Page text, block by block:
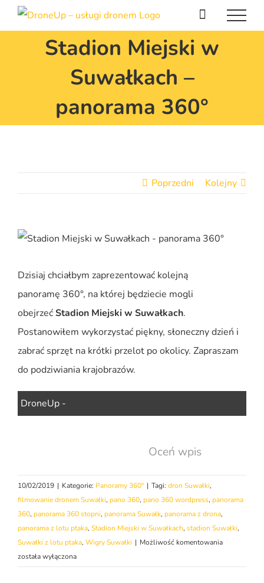
Przejdź
do
Stadion Miejski w
Suwałkach –
panorama 360°
Poprzedni Kolejny
Dzisiaj chciałbym zaprezentować kolejną
panoramę 360°, na której będziecie mogli
obejrzećStadion Miejski w Suwałkach.
Postanowiłem wykorzystać piękny, słoneczny dzień i
zabrać sprzęt na krótki przelot po okolicy. Zapraszam
do podziwiania krajobrazów.
DroneUp -
Oceń wpis
10/02/2019 | Kategorie: Panoramy 360° | Tagi: dron Suwałki,
filmowanie dronem Suwałki, pano 360, pano 360 wordpress, panorama
360, panorama 360 stopni, panorama Suwałk, panorama z drona,
panorama z lotu ptaka, Stadion Miejski w Suwałkach, stadion Suwałki,
Suwałki z lotu ptaka, Wigry Suwałki | Możliwość komentowaniaStadion
została wyłączona